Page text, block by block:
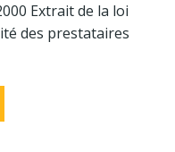
Extrait de la loi
des prestataires